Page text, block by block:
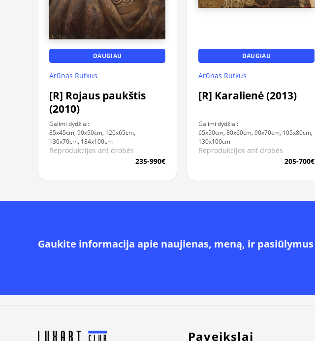
DAUGIAU
Arūnas Rutkus
[R] Rojaus paukštis
(2010)
Galimi dydžiai:
85x45cm, 90x50cm, 120x65cm,
130x70cm, 184x100cm
Reprodukcijos ant drobės
235-990€
DAUGIAU
Arūnas Rutkus
[R] Karalienė (2013)
Galimi dydžiai:
65x50cm, 80x60cm, 90x70cm, 105x80cm,
130x100cm
Reprodukcijos ant drobės
205-700€
Gaukite informacija apie naujienas, meną, ir pasiūlymus
Paveikslai